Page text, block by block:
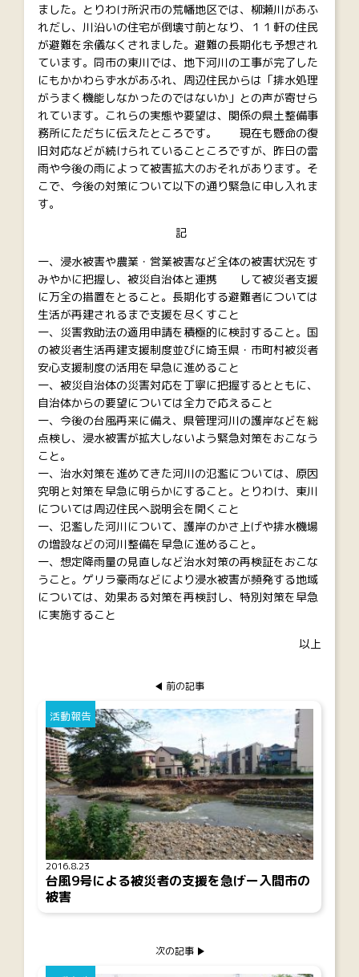
ました。とりわけ所沢市の荒幡地区では、柳瀬川があふ
れだし、川沿いの住宅が倒壊寸前となり、１１軒の住民
が避難を余儀なくされました。避難の長期化も予想され
ています。同市の東川では、地下河川の工事が完了した
にもかかわらず水があふれ、周辺住民からは「排水処理
がうまく機能しなかったのではないか」との声が寄せら
れています。これらの実態や要望は、関係の県土整備事
務所にただちに伝えたところです。 現在も懸命の復
旧対応などが続けられていることころですが、昨日の雷
雨や今後の雨によって被害拡大のおそれがあります。そ
こで、今後の対策について以下の通り緊急に申し入れま
す。
記
一、浸水被害や農業・営業被害など全体の被害状況をす
みやかに把握し、被災自治体と連携 して被災者支援
に万全の措置をとること。長期化する避難者については
生活が再建されるまで支援を尽くすこと
一、災害救助法の適用申請を積極的に検討すること。国
の被災者生活再建支援制度並びに埼玉県・市町村被災者
安心支援制度の活用を早急に進めること
一、被災自治体の災害対応を丁寧に把握するとともに、
自治体からの要望については全力で応えること
一、今後の台風再来に備え、県管理河川の護岸などを総
点検し、浸水被害が拡大しないよう緊急対策をおこなう
こと。
一、治水対策を進めてきた河川の氾濫については、原因
究明と対策を早急に明らかにすること。とりわけ、東川
については周辺住民へ説明会を開くこと
一、氾濫した河川について、護岸のかさ上げや排水機場
の増設などの河川整備を早急に進めること。
一、想定降雨量の見直しなど治水対策の再検証をおこな
うこと。ゲリラ豪雨などにより浸水被害が頻発する地域
については、効果ある対策を再検討し、特別対策を早急
に実施すること
以上
前の記事
2016.8.23
活動報告
台風9号による被災者の支援を急げー入間市の
被害
次の記事